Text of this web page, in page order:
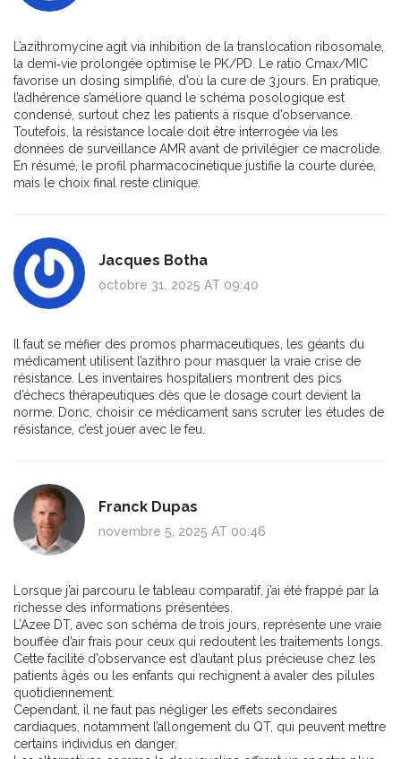
L’azithromycine agit via inhibition de la translocation ribosomale,
la demi‑vie prolongée optimise le PK/PD. Le ratio Cmax/MIC
favorise un dosing simplifié, d’où la cure de 3 jours. En pratique,
l’adhérence s’améliore quand le schéma posologique est
condensé, surtout chez les patients à risque d’observance.
Toutefois, la résistance locale doit être interrogée via les
données de surveillance AMR avant de privilégier ce macrolide.
En résumé, le profil pharmacocinétique justifie la courte durée,
mais le choix final reste clinique.
Jacques Botha
octobre 31, 2025 AT 09:40
Il faut se méfier des promos pharmaceutiques, les géants du
médicament utilisent l’azithro pour masquer la vraie crise de
résistance. Les inventaires hospitaliers montrent des pics
d’échecs thérapeutiques dès que le dosage court devient la
norme. Donc, choisir ce médicament sans scruter les études de
résistance, c’est jouer avec le feu.
Franck Dupas
novembre 5, 2025 AT 00:46
Lorsque j’ai parcouru le tableau comparatif, j’ai été frappé par la
richesse des informations présentées.
L’Azee DT, avec son schéma de trois jours, représente une vraie
bouffée d’air frais pour ceux qui redoutent les traitements longs.
Cette facilité d’observance est d’autant plus précieuse chez les
patients âgés ou les enfants qui rechignent à avaler des pilules
quotidiennement.
Cependant, il ne faut pas négliger les effets secondaires
cardiaques, notamment l’allongement du QT, qui peuvent mettre
certains individus en danger.